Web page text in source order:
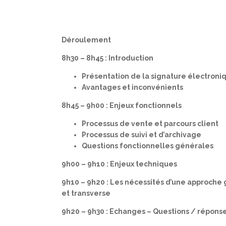
Déroulement
8h30 – 8h45 : Introduction
Présentation de la signature
Avantages et inconvénients
8h45 – 9h00 : Enjeux fonctionnels
Processus de vente et parcours client
Processus de suivi et d’archivage
Questions fonctionnelles générales
9h00 – 9h10 : Enjeux techniques
9h10 – 9h20 : Les nécessités d’une approche
et transverse
9h20 – 9h30 : Echanges – Questions /